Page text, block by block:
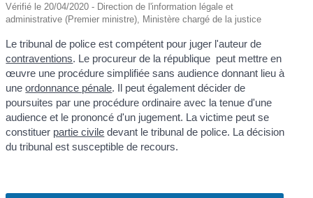
Vérifié le 20/04/2020 - Direction de l'information légale et
administrative (Premier ministre), Ministère chargé de la justice
Le tribunal de police est compétent pour juger l'auteur de
contraventions. Le procureur de la république peut mettre en
œuvre une procédure simplifiée sans audience donnant lieu à
uneordonnance pénale. Il peut également décider de
poursuites par une procédure ordinaire avec la tenue d'une
audience et le prononcé d'un jugement. La victime peut se
constituer partie civile devant le tribunal de police. La décision
du tribunal est susceptible de recours.